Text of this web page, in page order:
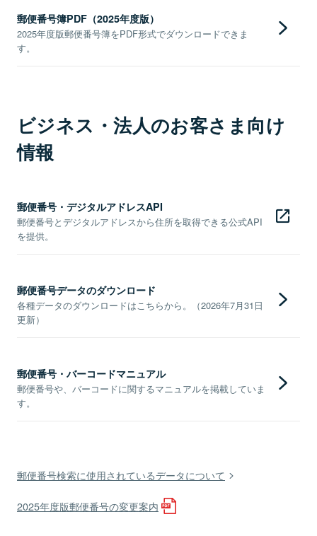
郵便番号簿PDF（2025年度版）
2025年度版郵便番号簿をPDF形式でダウンロードできま
す。
ビジネス・法人のお客さま向け
情報
郵便番号・デジタルアドレスAPI
郵便番号とデジタルアドレスから住所を取得できる公式API
を提供。
郵便番号データのダウンロード
各種データのダウンロードはこちらから。（2026年7月31日
更新）
郵便番号・バーコードマニュアル
郵便番号や、バーコードに関するマニュアルを掲載していま
す。
郵便番号検索に使用されているデータについて
2025年度版郵便番号の変更案内